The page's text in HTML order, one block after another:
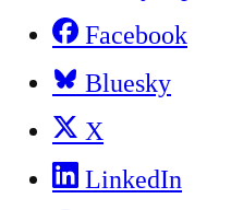
Facebook
Bluesky
X
LinkedIn